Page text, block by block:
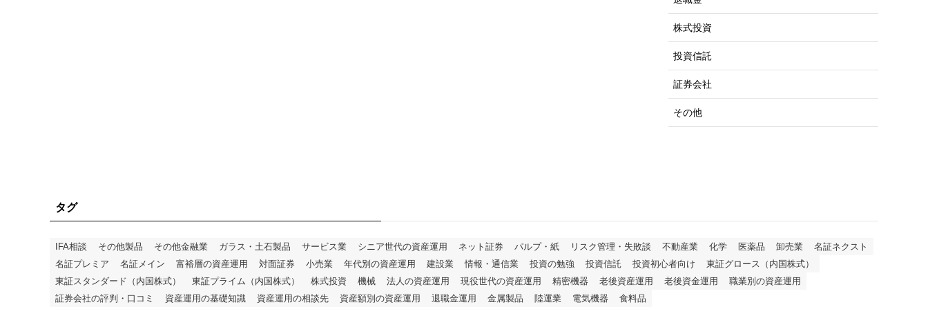
株式投資
投資信託
証券会社
その他
タグ
IFA相談 その他製品 その他金融業 ガラス・土石製品 サービス業 シニア世代の資産運用 ネット証券 パルプ・紙 リスク管理・失敗談 不動産業 化学 医薬品 卸売業
名証ネクスト
名証プレミア
名証メイン 富裕層の資産運用 対面証券 小売業 年代別の資産運用 建設業 情報・通信業 投資の勉強 投資信託 投資初心者向け
東証グロース（内国株式）
東証スタンダード（内国株式）
東証プライム（内国株式） 株式投資 機械 法人の資産運用 現役世代の資産運用 精密機器 老後資産運用 老後資金運用
職業別の資産運用
証券会社の評判・口コミ
資産運用の基礎知識 資産運用の相談先 資産額別の資産運用 退職金運用 金属製品 陸運業 電気機器 食料品